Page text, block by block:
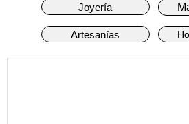
Joyería
Artesanías